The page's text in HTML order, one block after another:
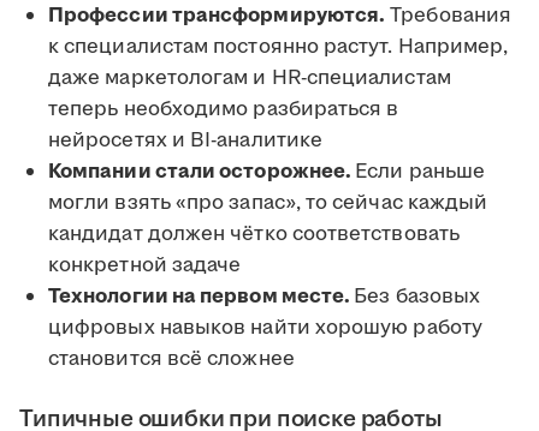
Профессии трансформируются. Требования
к специалистам постоянно растут. Например,
даже маркетологам и HR-специалистам
теперь необходимо разбираться в
нейросетях и BI-аналитике
Компании стали осторожнее. Если раньше
могли взять «про запас», то сейчас каждый
кандидат должен чётко соответствовать
конкретной задаче
Технологии на первом месте. Без базовых
цифровых навыков найти хорошую работу
становится всё сложнее
Типичные ошибки при поиске работы